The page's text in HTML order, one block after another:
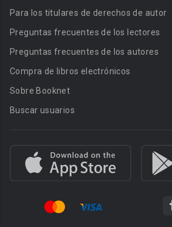
Para los titulares de derechos de autor
Preguntas frecuentes de los lectores
Preguntas frecuentes de los autores
Compra de libros electrónicos
Sobre Booknet
Buscar usuarios